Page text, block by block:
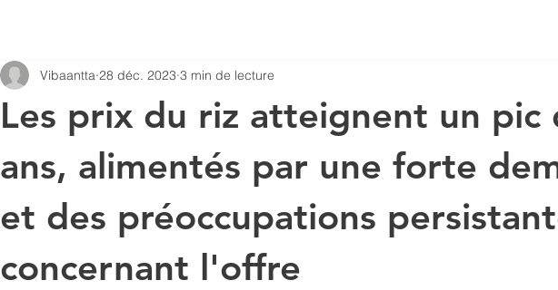
Les prix du riz atteignent un pic
ans, alimentés par une forte
et des préoccupations
concernant l'offre
Vibaantta 28 déc. 2023 3 min de lecture